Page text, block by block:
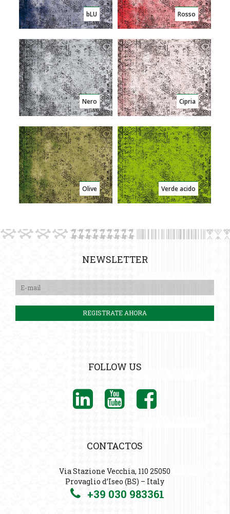
bLU Rosso
Nero Cipria
Olive Verde acido
NEWSLETTER
FOLLOW US
CONTACTOS
Via Stazione Vecchia, 110 25050
Provaglio d’Iseo (BS) – Italy
+39 030 983361